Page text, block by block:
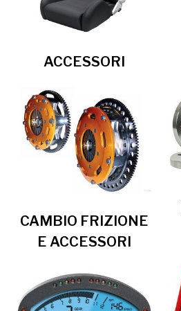
ACCESSORI
CAMBIO FRIZIONE
E ACCESSORI